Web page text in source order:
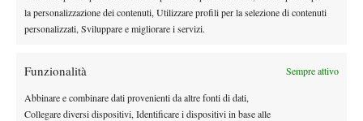
la personalizzazione dei contenuti, Utilizzare profili per la selezione di contenuti
personalizzati, Sviluppare e migliorare i servizi.
Funzionalità Sempre attivo
Abbinare e combinare dati provenienti da altre fonti di dati,
Collegare diversi dispositivi, Identificare i dispositivi in base alle
Arnaldi apre sul Centrale
Masters 1000 Montreal 2026: Darderi